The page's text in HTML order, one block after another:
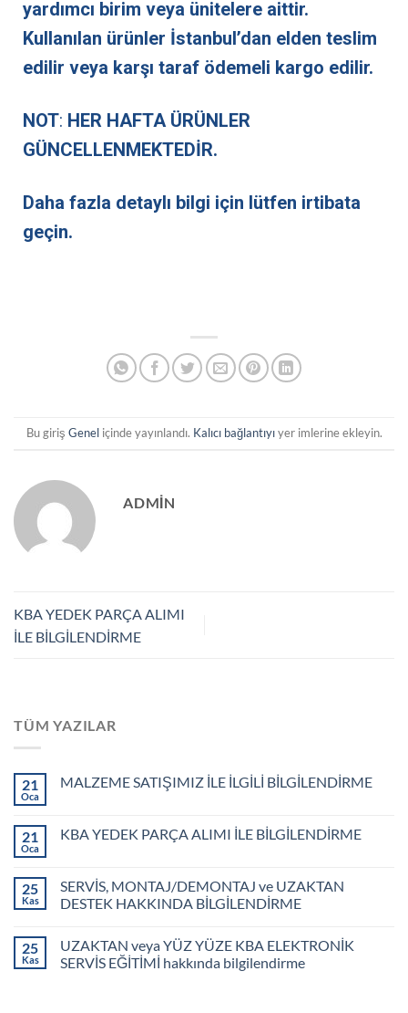
yardımcı birim veya ünitelere aittir.
Kullanılan ürünler İstanbul’dan elden teslim
edilir veya karşı taraf ödemeli kargo edilir.
NOT: HER HAFTA ÜRÜNLER
GÜNCELLENMEKTEDİR.
Daha fazla detaylı bilgi için lütfen irtibata
geçin.
Bu giriş Geneliçinde yayınlandı. Kalıcı bağlantıyıyer imlerine ekleyin.
ADMIN
KBA YEDEK PARÇA ALIMI
İLE BİLGİLENDİRME
TÜM YAZILAR
21
Oca
MALZEME SATIŞIMIZ İLE İLGİLİ BİLGİLENDİRME
21
Oca
KBA YEDEK PARÇA ALIMI İLE BİLGİLENDİRME
25
Kas
SERVİS, MONTAJ/DEMONTAJ ve UZAKTAN
DESTEK HAKKINDA BİLGİLENDİRME
25
Kas
UZAKTAN veya YÜZ YÜZE KBA ELEKTRONİK
SERVİS EĞİTİMİ hakkında bilgilendirme